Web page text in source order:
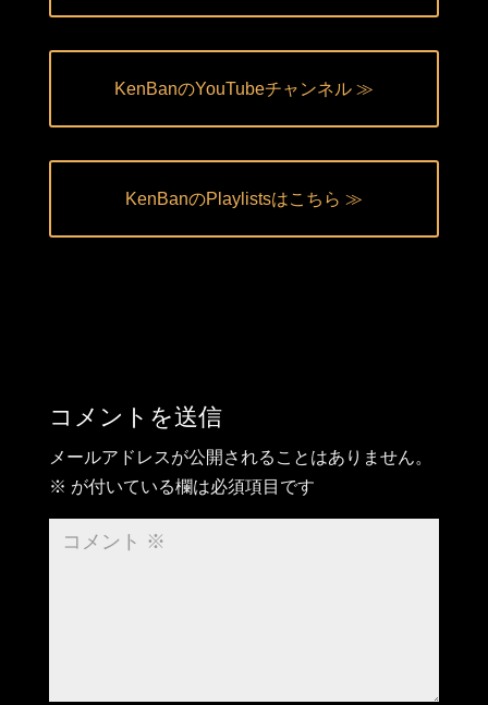
KenBanのYouTubeチャンネル ≫
KenBanのPlaylistsはこちら ≫
コメントを送信
メールアドレスが公開されることはありません。
※ が付いている欄は必須項目です